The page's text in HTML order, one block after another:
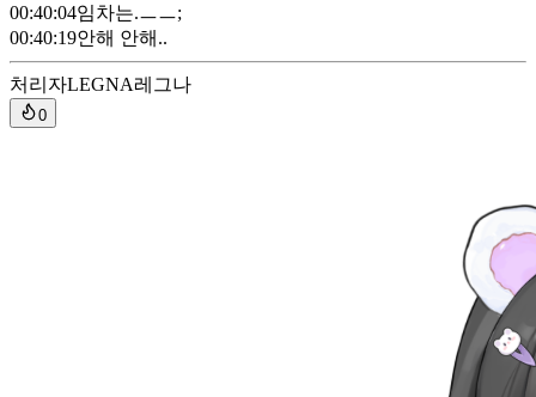
00:40:04임차는.ㅡㅡ;
00:40:19안해 안해..
처리자LEGNA레그나
0